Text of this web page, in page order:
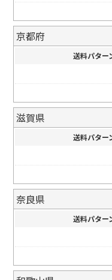
京都府
送料パター
滋賀県
送料パター
奈良県
送料パター